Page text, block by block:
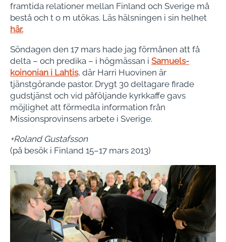
framtida relationer mellan Finland och Sverige må
bestå och t o m utökas. Läs hälsningen i sin helhet
här.
Söndagen den 17 mars hade jag förmånen att få
delta – och predika – i högmässan i Samuels-
koinonian i Lahtis, där Harri Huovinen är
tjänstgörande pastor. Drygt 30 deltagare firade
gudstjänst och vid påföljande kyrkkaffe gavs
möjlighet att förmedla information från
Missionsprovinsens arbete i Sverige.
+Roland Gustafsson
(på besök i Finland 15–17 mars 2013)